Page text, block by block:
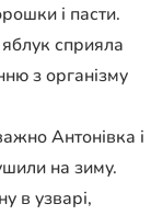
і пасти.
яблук сприяла
з організму
Антонівка і
на зиму.
в узварі,